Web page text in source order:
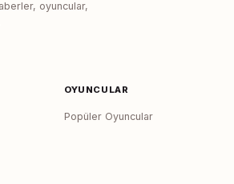
oyuncular,
OYUNCULAR
Popüler Oyuncular